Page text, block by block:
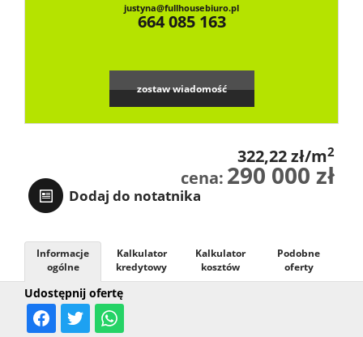
justyna@fullhousebiuro.pl
664 085 163
zostaw wiadomość
322,22 zł/m2
cena: 290 000 zł
Dodaj do notatnika
Udostępnij ofertę
Informacje
ogólne
Kalkulator
kredytowy
Kalkulator
kosztów
Podobne
oferty